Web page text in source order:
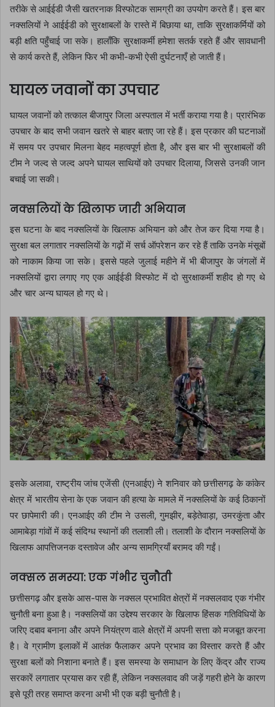
तरीके से आईईडी जैसी खतरनाक विस्फोटक सामग्री का उपयोग करते हैं। इस बार
नक्सलियों ने आईईडी को सुरक्षाबलों के रास्ते में बिछाया था, ताकि सुरक्षाकर्मियों को
बड़ी क्षति पहुँचाई जा सके। हालाँकि सुरक्षाकर्मी हमेशा सतर्क रहते हैं और सावधानी
से कार्य करते हैं, लेकिन फिर भी कभी-कभी ऐसी दुर्घटनाएँ हो जाती हैं।
घायल जवानों का उपचार
घायल जवानों को तत्काल बीजापुर जिला अस्पताल में भर्ती कराया गया है। प्रारंभिक
उपचार के बाद सभी जवान खतरे से बाहर बताए जा रहे हैं। इस प्रकार की घटनाओं
में समय पर उपचार मिलना बेहद महत्वपूर्ण होता है, और इस बार भी सुरक्षाबलों की
टीम ने जल्द से जल्द अपने घायल साथियों को उपचार दिलाया, जिससे उनकी जान
बचाई जा सकी।
नक्सलियों के खिलाफ जारी अभियान
इस घटना के बाद नक्सलियों के खिलाफ अभियान को और तेज कर दिया गया है।
सुरक्षा बल लगातार नक्सलियों के गढ़ों में सर्च ऑपरेशन कर रहे हैं ताकि उनके मंसूबों
को नाकाम किया जा सके। इससे पहले जुलाई महीने में भी बीजापुर के जंगलों में
नक्सलियों द्वारा लगाए गए एक आईईडी विस्फोट में दो सुरक्षाकर्मी शहीद हो गए थे
और चार अन्य घायल हो गए थे।
इसके अलावा, राष्ट्रीय जांच एजेंसी (एनआईए) ने शनिवार को छत्तीसगढ़ के कांकेर
क्षेत्र में भारतीय सेना के एक जवान की हत्या के मामले में नक्सलियों के कई ठिकानों
पर छापेमारी की। एनआईए की टीम ने उसली, गुमझीर, बड़ेतेवाड़ा, उमरकुंता और
आमाबेड़ा गांवों में कई संदिग्ध स्थानों की तलाशी ली। तलाशी के दौरान नक्सलियों के
खिलाफ आपत्तिजनक दस्तावेज और अन्य सामग्रियाँ बरामद की गईं।
नक्सल समस्या: एक गंभीर चुनौती
छत्तीसगढ़ और इसके आस-पास के नक्सल प्रभावित क्षेत्रों में नक्सलवाद एक गंभीर
चुनौती बना हुआ है। नक्सलियों का उद्देश्य सरकार के खिलाफ हिंसक गतिविधियों के
जरिए दबाव बनाना और अपने नियंत्रण वाले क्षेत्रों में अपनी सत्ता को मजबूत करना
है। वे ग्रामीण इलाकों में आतंक फैलाकर अपने प्रभाव का विस्तार करते हैं और
सुरक्षा बलों को निशाना बनाते हैं। इस समस्या के समाधान के लिए केंद्र और राज्य
सरकारें लगातार प्रयास कर रही हैं, लेकिन नक्सलवाद की जड़ें गहरी होने के कारण
इसे पूरी तरह समाप्त करना अभी भी एक बड़ी चुनौती है।